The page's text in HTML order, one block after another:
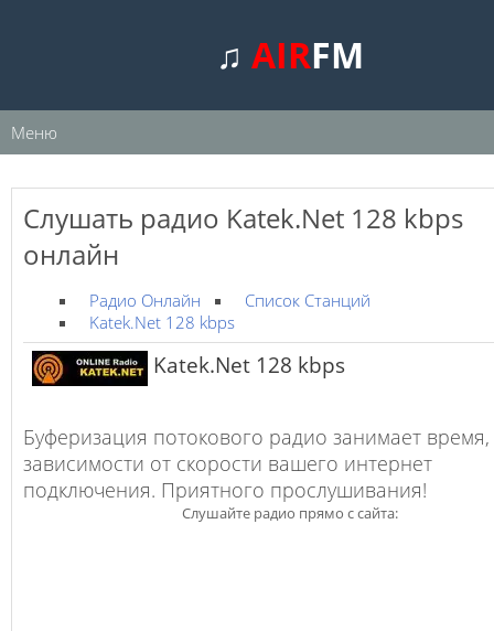
♫AIRFM
Меню
Слушать радио Katek.Net 128 kbps
онлайн
Радио Онлайн
Список Станций
Katek.Net 128 kbps
Katek.Net 128 kbps
Буферизация потокового радио занимает время,
зависимости от скорости вашего интернет
подключения. Приятного прослушивания!
Слушайте радио прямо с сайта: